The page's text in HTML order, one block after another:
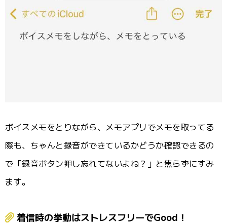
ボイスメモをとりながら、メモアプリでメモを取ってる
際も、ちゃんと録音ができているかどうか確認できるの
で「録音ボタン押し忘れてないよね？」と焦らずにすみ
ます。
着信時の挙動はストレスフリーでGood！